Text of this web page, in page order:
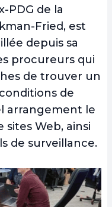
PDG de la
Fried, est
depuis sa
procureurs qui
de trouver un
de
arrangement le
Web, ainsi
de surveillance.